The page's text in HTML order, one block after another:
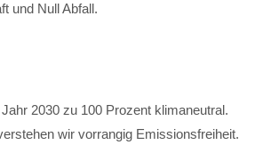
und Null Abfall.
2030 zu 100 Prozent klimaneutral.
wir vorrangig Emissionsfreiheit.